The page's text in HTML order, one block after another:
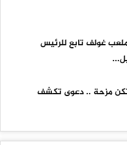
غولف تابع للرئيس
تكن مزحة .. دعوى تكشف